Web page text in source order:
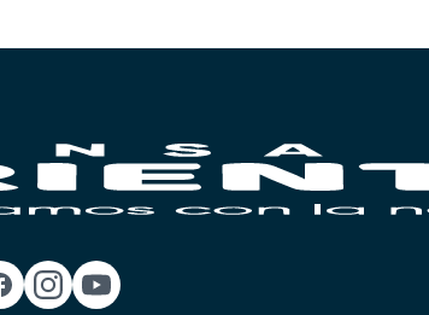
Facebook
Instagram
YouTube